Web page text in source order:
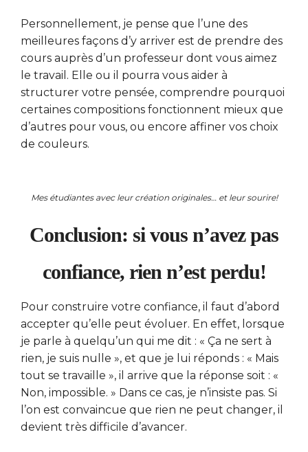
Personnellement, je pense que l’une des
meilleures façons d’y arriver est de prendre des
cours auprès d’un professeur dont vous aimez
le travail. Elle ou il pourra vous aider à
structurer votre pensée, comprendre pourquoi
certaines compositions fonctionnent mieux que
d’autres pour vous, ou encore affiner vos choix
de couleurs.
Mes étudiantes avec leur création originales… et leur sourire!
Conclusion: si vous n’avez pas
confiance, rien n’est perdu!
Pour construire votre confiance, il faut d’abord
accepter qu’elle peut évoluer. En effet, lorsque
je parle à quelqu’un qui me dit : « Ça ne sert à
rien, je suis nulle », et que je lui réponds : « Mais
tout se travaille », il arrive que la réponse soit : «
Non, impossible. » Dans ce cas, je n’insiste pas. Si
l’on est convaincue que rien ne peut changer, il
devient très difficile d’avancer.